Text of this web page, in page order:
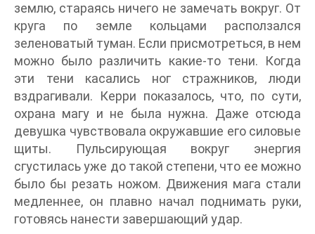
землю, стараясь ничего не замечать вокруг. От
круга по земле кольцами расползался
зеленоватый туман. Если присмотреться, в нем
можно было различить какие-то тени. Когда
эти тени касались ног стражников, люди
вздрагивали. Керри показалось, что, по сути,
охрана магу и не была нужна. Даже отсюда
девушка чувствовала окружавшие его силовые
щиты. Пульсирующая вокруг энергия
сгустилась уже до такой степени, что ее можно
было бы резать ножом. Движения мага стали
медленнее, он плавно начал поднимать руки,
готовясь нанести завершающий удар.